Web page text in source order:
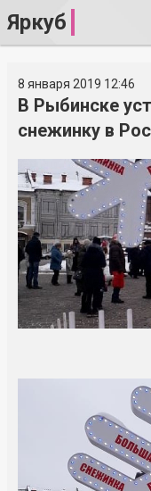
Яркуб
8 января 2019 12:46
В Рыбинске
снежинку в